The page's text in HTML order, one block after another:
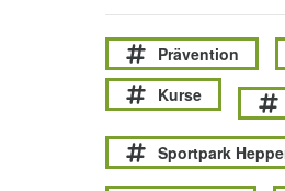
Prävention
Kurse
Sportpark